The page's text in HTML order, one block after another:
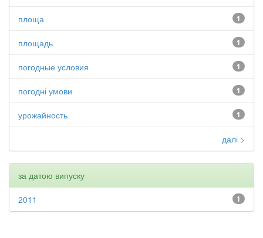
1
площа
1
площадь
1
погодные условия
1
погодні умови
1
урожайность
далі >
за датою випуску
1
2011